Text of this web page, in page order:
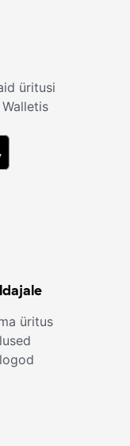
üritusi
üritus